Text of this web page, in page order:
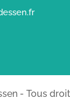
- Tous